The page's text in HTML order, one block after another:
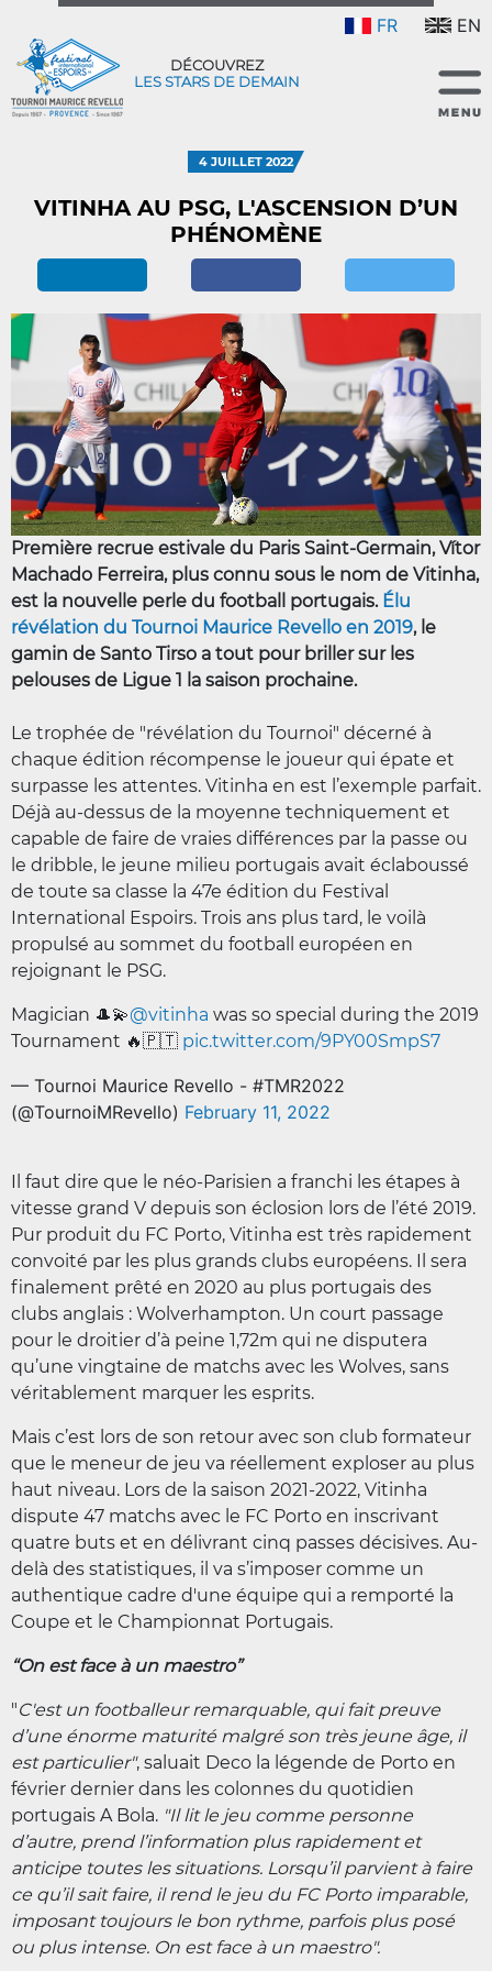
FR EN
DÉCOUVREZ
LES STARS DE DEMAIN
4 JUILLET 2022
VITINHA AU PSG, L'ASCENSION D’UN
PHÉNOMÈNE
Première recrue estivale du Paris Saint-Germain, Vítor
Machado Ferreira, plus connu sous le nom de Vitinha,
est la nouvelle perle du football portugais. Élu
révélation du Tournoi Maurice Revello en 2019, le
gamin de Santo Tirso a tout pour briller sur les
pelouses de Ligue 1 la saison prochaine.
Le trophée de "révélation du Tournoi" décerné à
chaque édition récompense le joueur qui épate et
surpasse les attentes. Vitinha en est l’exemple parfait.
Déjà au-dessus de la moyenne techniquement et
capable de faire de vraies différences par la passe ou
le dribble, le jeune milieu portugais avait éclaboussé
de toute sa classe la 47e édition du Festival
International Espoirs. Trois ans plus tard, le voilà
propulsé au sommet du football européen en
rejoignant le PSG.
Magician 🎩💫@vitinha was so special during the 2019
Tournament 🔥🇵🇹 pic.twitter.com/9PY00SmpS7
— Tournoi Maurice Revello - #TMR2022
(@TournoiMRevello) February 11, 2022
Il faut dire que le néo-Parisien a franchi les étapes à
vitesse grand V depuis son éclosion lors de l’été 2019.
Pur produit du FC Porto, Vitinha est très rapidement
convoité par les plus grands clubs européens. Il sera
finalement prêté en 2020 au plus portugais des
clubs anglais : Wolverhampton. Un court passage
pour le droitier d’à peine 1,72m qui ne disputera
qu’une vingtaine de matchs avec les Wolves, sans
véritablement marquer les esprits.
Mais c’est lors de son retour avec son club formateur
que le meneur de jeu va réellement exploser au plus
haut niveau. Lors de la saison 2021-2022, Vitinha
dispute 47 matchs avec le FC Porto en inscrivant
quatre buts et en délivrant cinq passes décisives. Au-
delà des statistiques, il va s’imposer comme un
authentique cadre d'une équipe qui a remporté la
Coupe et le Championnat Portugais.
“On est face à un maestro”
"C'est un footballeur remarquable, qui fait preuve
d’une énorme maturité malgré son très jeune âge, il
est particulier", saluait Deco la légende de Porto en
février dernier dans les colonnes du quotidien
portugais A Bola. "Il lit le jeu comme personne
d’autre, prend l’information plus rapidement et
anticipe toutes les situations. Lorsqu’il parvient à faire
ce qu’il sait faire, il rend le jeu du FC Porto imparable,
imposant toujours le bon rythme, parfois plus posé
ou plus intense. On est face à un maestro".